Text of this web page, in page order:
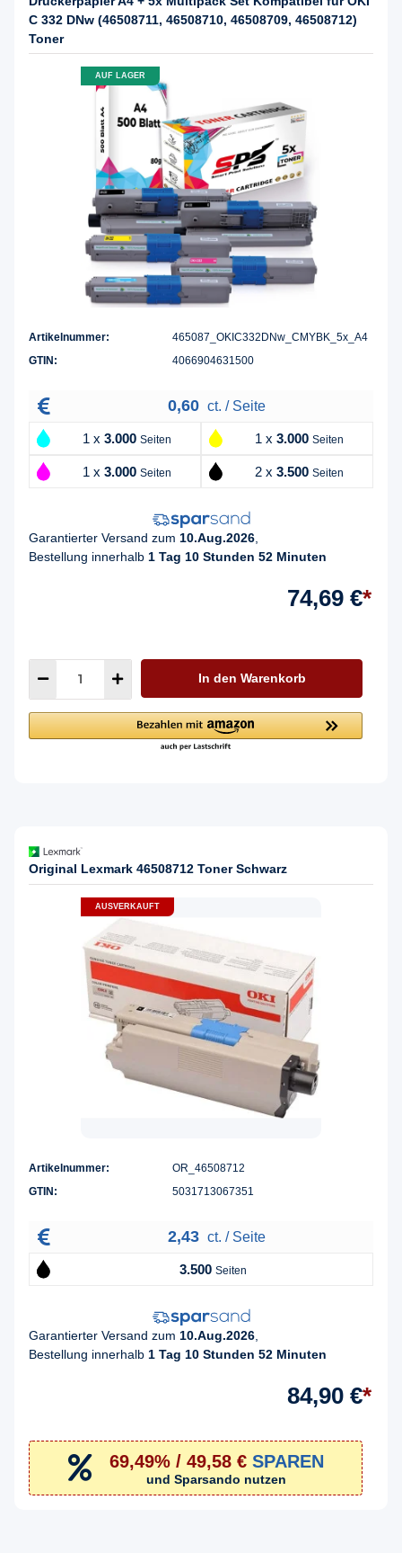
C 332 DNw (46508711, 46508710, 46508709, 46508712)
Toner
AUF LAGER
Artikelnummer:
465087_OKIC332DNw_CMYBK_5x_A4
GTIN:
4066904631500
0,60 ct. / Seite
1 x 3.000 Seiten 1 x 3.000 Seiten
1 x 3.000 Seiten 2 x 3.500 Seiten
Garantierter Versand zum 10.Aug.2026
Bestellung innerhalb 1 Tag 10 Stunden 52 Minuten
74,69 €*
In den Warenkorb
Original Lexmark 46508712 Toner Schwarz
AUSVERKAUFT
Artikelnummer:
OR_46508712
GTIN:
5031713067351
2,43 ct. / Seite
3.500 Seiten
Garantierter Versand zum 10.Aug.2026
Bestellung innerhalb 1 Tag 10 Stunden 52 Minuten
84,90 €*
69,49% / 49,58 € SPAREN
und Sparsando nutzen